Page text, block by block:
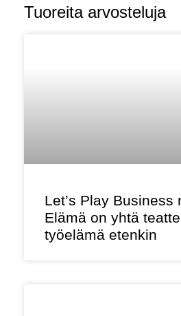
Tuoreita arvosteluja
Let’s Play Business
Elämä on yhtä
työelämä etenkin